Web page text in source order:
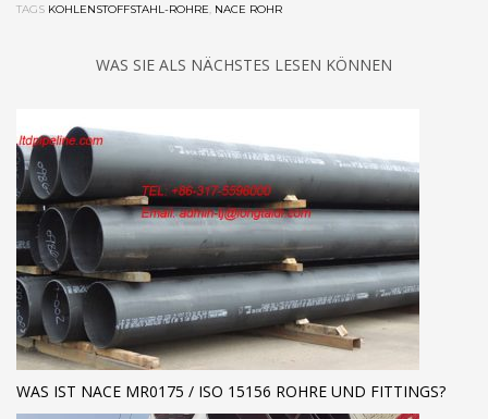
TAGS KOHLENSTOFFSTAHL-ROHRE, NACE ROHR
WAS SIE ALS NÄCHSTES LESEN KÖNNEN
WAS IST NACE MR0175 / ISO 15156 ROHRE UND FITTINGS?